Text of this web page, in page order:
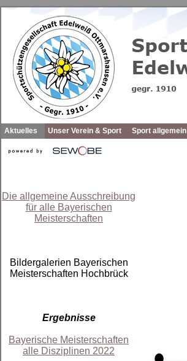
Aktuelles Unser Verein & Sport Sport allgemein
Die allgemeine Ausschreibung
für alle Bayerischen
Meisterschaften
Bildergalerien Bayerischen
Meisterschaften Hochbrück
Ergebnisse
Bayerische Meisterschaften
alle Disziplinen 2022